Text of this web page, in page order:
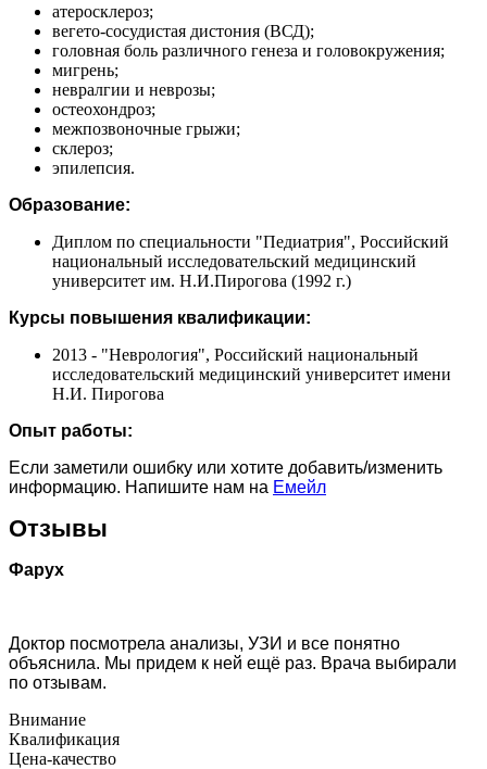
атеросклероз;
вегето-сосудистая дистония (ВСД);
головная боль различного генеза и головокружения;
мигрень;
невралгии и неврозы;
остеохондроз;
межпозвоночные грыжи;
склероз;
эпилепсия.
Образование:
Диплом по специальности "Педиатрия", Российский
национальный исследовательский медицинский
университет им. Н.И.Пирогова (1992 г.)
Курсы повышения квалификации:
2013 - "Неврология", Российский национальный
исследовательский медицинский университет имени
Н.И. Пирогова
Опыт работы:
Если заметили ошибку или хотите добавить/изменить
информацию. Напишите нам на Емейл
Отзывы
Фарух
Доктор посмотрела анализы, УЗИ и все понятно
объяснила. Мы придем к ней ещё раз. Врача выбирали
по отзывам.
Внимание
Квалификация
Цена-качество